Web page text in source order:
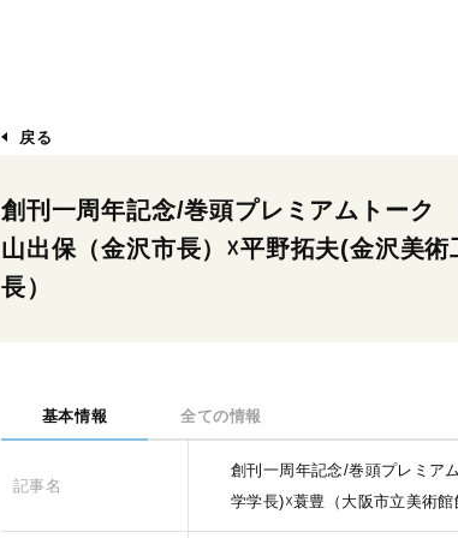
戻る
創刊一周年記念/巻頭プレミアムトー
山出保（金沢市長）☓平野拓夫(金沢美
長）
基本情報 全ての情報
記事名
創刊一周年記念/巻頭プレミア
学学長)☓蓑豊（大阪市立美術館